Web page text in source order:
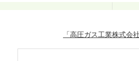
「高圧ガス工業株式会社